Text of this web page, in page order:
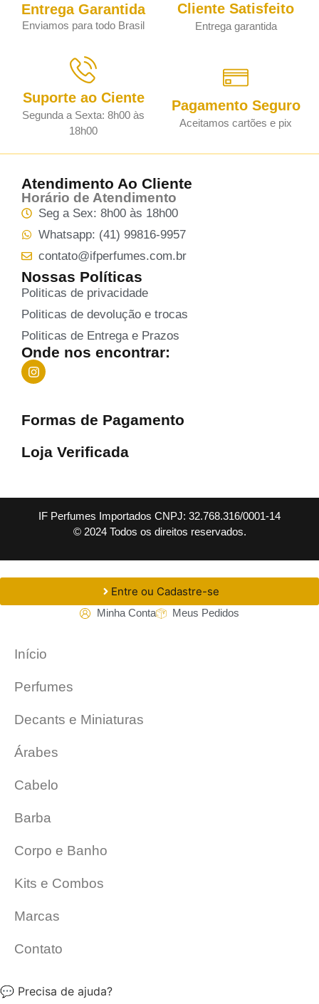
Entrega Garantida
Enviamos para todo Brasil
Cliente Satisfeito
Entrega garantida
Suporte ao Ciente
Segunda a Sexta: 8h00 às
18h00
Pagamento Seguro
Aceitamos cartões e pix
Atendimento Ao Cliente
Horário de Atendimento
Seg a Sex: 8h00 às 18h00
Whatsapp: (41) 99816-9957
contato@ifperfumes.com.br
Nossas Políticas
Politicas de privacidade
Politicas de devolução e trocas
Politicas de Entrega e Prazos
Onde nos encontrar:
Formas de Pagamento
Loja Verificada
IF Perfumes Importados CNPJ: 32.768.316/0001-14
© 2024 Todos os direitos reservados.
Entre ou Cadastre-se
Minha Conta Meus Pedidos
Início
Perfumes
Decants e Miniaturas
Árabes
Cabelo
Barba
Corpo e Banho
Kits e Combos
Marcas
Contato
💬 Precisa de ajuda?